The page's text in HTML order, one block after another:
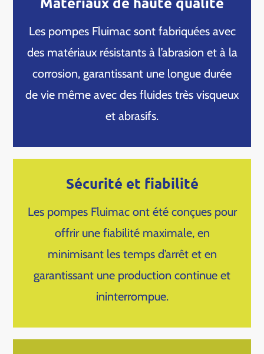
Les pompes Fluimac sont fabriquées avec
des matériaux résistants à l’abrasion et à la
corrosion, garantissant une longue durée
de vie même avec des fluides très visqueux
et abrasifs.
Sécurité et fiabilité
Les pompes Fluimac ont été conçues pour
offrir une fiabilité maximale, en
minimisant les temps d’arrêt et en
garantissant une production continue et
ininterrompue.